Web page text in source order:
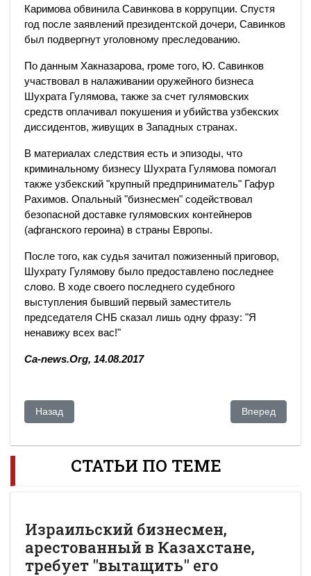
Каримова обвинила Савинкова в коррупции. Спустя
год после заявлений президентской дочери, Савинков
был подвергнут уголовному преследованию.
По данным Хакназарова, rроме того, Ю. Савинков
участвовал в налаживании оружейного бизнеса
Шухрата Гулямова, также за счет гулямовских
средств оплачивал покушения и убийства узбекских
диссидентов, живущих в Западных странах.
В материалах следствия есть и эпизоды, что
криминальному бизнесу Шухрата Гулямова помогал
также узбекский "крупный предприниматель" Гафур
Рахимов. Опальный "бизнесмен" содействовал
безопасной доставке гулямовских контейнеров
(афганского героина) в страны Европы.
После того, как судья зачитал пожизенный приговор,
Шухрату Гулямову было предоставлено последнее
слово. В ходе своего последнего судебного
выступления бывший первый заместитель
председателя СНБ сказал лишь одну фразу: "Я
ненавижу всех вас!"
Ca-news.Org, 14.08.2017
Предыдущий: Кайрат Закирьянов: Рахат Алиев сделал мне
Назад Следующий:
Вперед
СТАТЬИ ПО ТЕМЕ
Израильский бизнесмен,
арестованный в Казахстане,
требует "вытащить" его